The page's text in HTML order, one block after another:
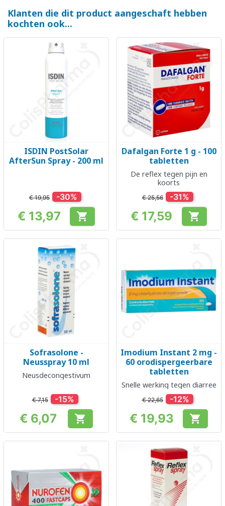
Klanten die dit product aangeschaft hebben
kochten ook...
ISDIN PostSolar
AfterSun Spray - 200 ml
€ 19,95 -30%
Prijs
€ 13,97 
Dafalgan Forte 1 g - 100
tabletten
De reflex tegen pijn en
koorts
€ 25,56 -31%
Prijs
€ 17,59 
Sofrasolone -
Neusspray 10 ml
Neusdecongestivum
€ 7,15 -15%
Prijs
€ 6,07 
Imodium Instant 2 mg -
60 orodispergeerbare
tabletten
Snelle werking tegen diarree
€ 22,65 -12%
Prijs
€ 19,93 